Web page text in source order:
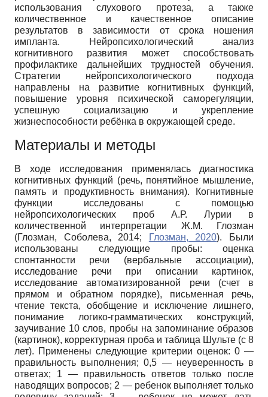
использования слухового протеза, а также
количественное и качественное описание
результатов в зависимости от срока ношения
импланта. Нейропсихологический анализ
когнитивного развития может способствовать
профилактике дальнейших трудностей обучения.
Стратегии нейропсихологического подхода
направлены на развитие когнитивных функций,
повышение уровня психической саморегуляции,
успешную социализацию и укрепление
жизнеспособности ребёнка в окружающей среде.
Материалы и методы
В ходе исследования применялась диагностика
когнитивных функций (речь, понятийное мышление,
память и продуктивность внимания). Когнитивные
функции исследованы с помощью
нейропсихологических проб А.Р. Лурии в
количественной интерпретации Ж.М. Глозман
(Глозман, Соболева, 2014;
Глозман, 2020). Были
использованы следующие пробы: оценка
спонтанности речи (вербальные ассоциации),
исследование речи при описании картинок,
исследование автоматизированной речи (счет в
прямом и обратном порядке), письменная речь,
чтение текста, обобщение и исключение лишнего,
понимание логико-грамматических конструкций,
заучивание 10 слов, пробы на запоминание образов
(картинок), корректурная проба и таблица Шульте (с 8
лет). Применены следующие критерии оценок: 0 —
правильность выполнения; 0,5 — неуверенность в
ответах; 1 — правильность ответов только после
наводящих вопросов; 2 — ребенок выполняет только